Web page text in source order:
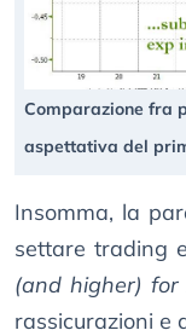
Comparazione fra
aspettativa del
Insomma, la
settare trading
(and higher) for
rassicurazioni e